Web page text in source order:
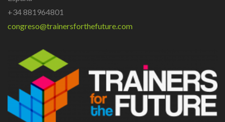
+34 881964801
congreso@trainersforthefuture.com